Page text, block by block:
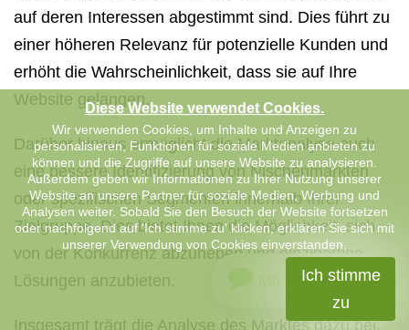
auf deren Interessen abgestimmt sind. Dies führt zu
einer höheren Relevanz für potenzielle Kunden und
erhöht die Wahrscheinlichkeit, dass sie auf Ihre
Website gelangen.
Darüber hinaus ermöglicht die Marktanalyse auch
eine bessere Identifizierung von Nischenmärkten
oder spezifischen Segmenten innerhalb Ihrer
Zielgruppe. Dies bietet Ihnen die Möglichkeit, sich
von der Konkurrenz abzuheben und einzigartige
Lösungen anzubieten.
Insgesamt trägt die Analyse des Marktes dazu bei,
Mit uns chatten
Diese Website verwendet Cookies.
Wir verwenden Cookies, um Inhalte und Anzeigen zu
personalisieren, Funktionen für soziale Medien anbieten zu
können und die Zugriffe auf unsere Website zu analysieren.
Außerdem geben wir Informationen zu Ihrer Nutzung unserer
Website an unsere Partner für soziale Medien, Werbung und
Analysen weiter. Sobald Sie den Besuch der Website fortsetzen
oder nachfolgend auf 'Ich stimme zu' klicken, erklären Sie sich mit
unserer Verwendung von Cookies einverstanden.
Ich stimme
zu